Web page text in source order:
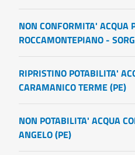
NON CONFORMITA' ACQUA
ROCCAMONTEPIANO -
RIPRISTINO POTABILITA'
CARAMANICO TERME (PE)
NON POTABILITA' ACQUA
ANGELO (PE)